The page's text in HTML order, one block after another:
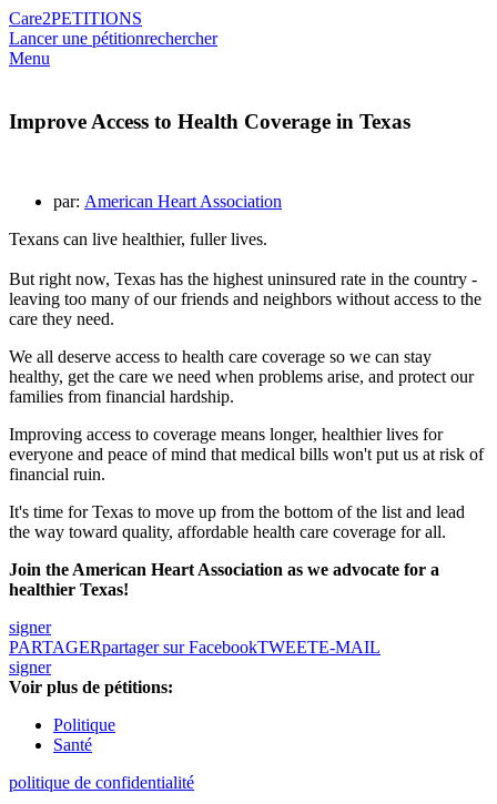
Care2PETITIONS
Lancer une pétitionrechercher
Menu
Improve Access to Health Coverage in Texas
par: American Heart Association
Texans can live healthier, fuller lives.
But right now, Texas has the highest uninsured rate in the country -
leaving too many of our friends and neighbors without access to the
care they need.
We all deserve access to health care coverage so we can stay
healthy, get the care we need when problems arise, and protect our
families from financial hardship.
Improving access to coverage means longer, healthier lives for
everyone and peace of mind that medical bills won't put us at risk of
financial ruin.
It's time for Texas to move up from the bottom of the list and lead
the way toward quality, affordable health care coverage for all.
Join the American Heart Association as we advocate for a
healthier Texas!
signer
PARTAGERpartager sur FacebookTWEETE-MAIL
signer
Voir plus de pétitions:
Politique
Santé
politique de confidentialité